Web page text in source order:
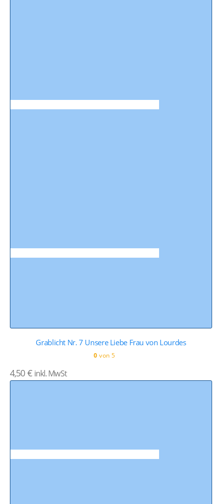
Grablicht Nr. 7 Unsere Liebe Frau von Lourdes
0 von 5
4,50€ inkl. MwSt